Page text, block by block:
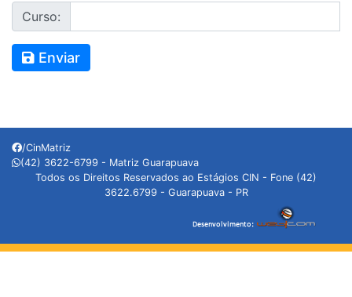
Curso:
Enviar
/CinMatriz
(42) 3622-6799 - Matriz Guarapuava
Todos os Direitos Reservados ao Estágios CIN - Fone (42)
3622.6799 - Guarapuava - PR